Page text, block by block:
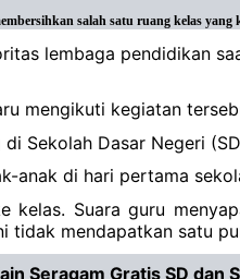
salah satu ruang kelas
lembaga pendidikan
mengikuti kegiatan
Sekolah Dasar Negeri
anak di hari pertama
kelas. Suara guru
tidak mendapatkan satu
Seragam Gratis SD